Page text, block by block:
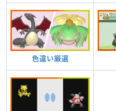
色違い厳選